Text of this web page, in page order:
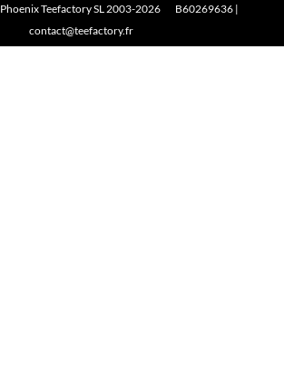
Phoenix Teefactory SL 2003-2026 B60269636 |
contact@teefactory.fr